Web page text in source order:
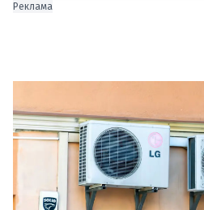
Реклама